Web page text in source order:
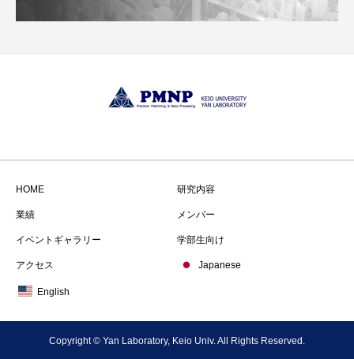
HOME 研究内容
業績 メンバー
イベントギャラリー 学部生向け
アクセス Japanese
English
Copyright © Yan Laboratory, Keio Univ. All Rights Reserved.